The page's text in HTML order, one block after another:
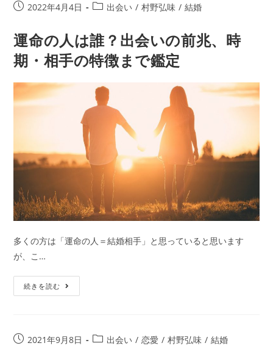
｜
野
弘
年
月
日
か
う
な
期・
年
投
公
開
日:
2022年4月4日
投
カ
テ
ゴ
リ
ー:
出会い / 村野弘味 / 結婚
運命の人は誰？出会いの前兆、時
期・相手の特徴まで鑑定
多くの方は「運命の人＝結婚相手」と思っていると思います
が、こ…
続きを読む
命
は
投 2021年9月8日
投 出会い / 恋愛 / 村野弘味 / 結婚